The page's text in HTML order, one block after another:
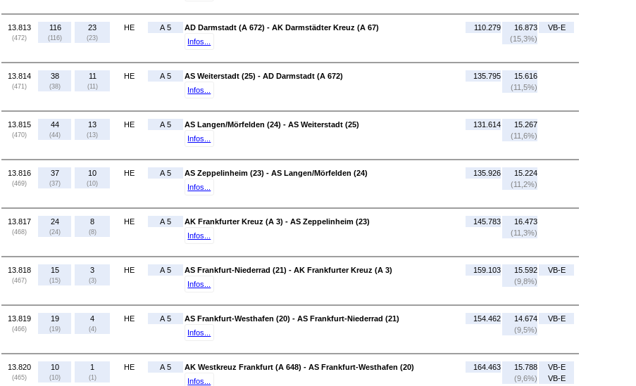
13.813
(472)
116
(116)
23
(23)
HE A 5
AD Darmstadt (A 672) - AK Darmstädter Kreuz (A 67)
Infos...
110.279
16.873
(15,3%)
VB-E
13.814
(471)
38
(38)
11
(11)
HE A 5
AS Weiterstadt (25) - AD Darmstadt (A 672)
Infos...
135.795
15.616
(11,5%)
13.815
(470)
44
(44)
13
(13)
HE A 5
AS Langen/Mörfelden (24) - AS Weiterstadt (25)
Infos...
131.614
15.267
(11,6%)
13.816
(469)
37
(37)
10
(10)
HE A 5
AS Zeppelinheim (23) - AS Langen/Mörfelden (24)
Infos...
135.926
15.224
(11,2%)
13.817
(468)
24
(24)
8
(8)
HE A 5
AK Frankfurter Kreuz (A 3) - AS Zeppelinheim (23)
Infos...
145.783
16.473
(11,3%)
13.818
(467)
15
(15)
3
(3)
HE A 5
AS Frankfurt-Niederrad (21) - AK Frankfurter Kreuz (A 3)
Infos...
159.103
15.592
(9,8%)
VB-E
13.819
(466)
19
(19)
4
(4)
HE A 5
AS Frankfurt-Westhafen (20) - AS Frankfurt-Niederrad (21)
Infos...
154.462
14.674
(9,5%)
VB-E
13.820
(465)
10
(10)
1
(1)
HE A 5
AK Westkreuz Frankfurt (A 648) - AS Frankfurt-Westhafen (20)
Infos...
164.463
15.788
(9,6%)
VB-E
VB-E